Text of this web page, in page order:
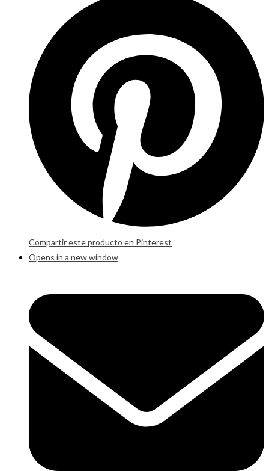
Compartir este producto en Pinterest
Opens in a new window